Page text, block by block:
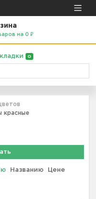
на 0 ₽
0
красные
Названию
Цене